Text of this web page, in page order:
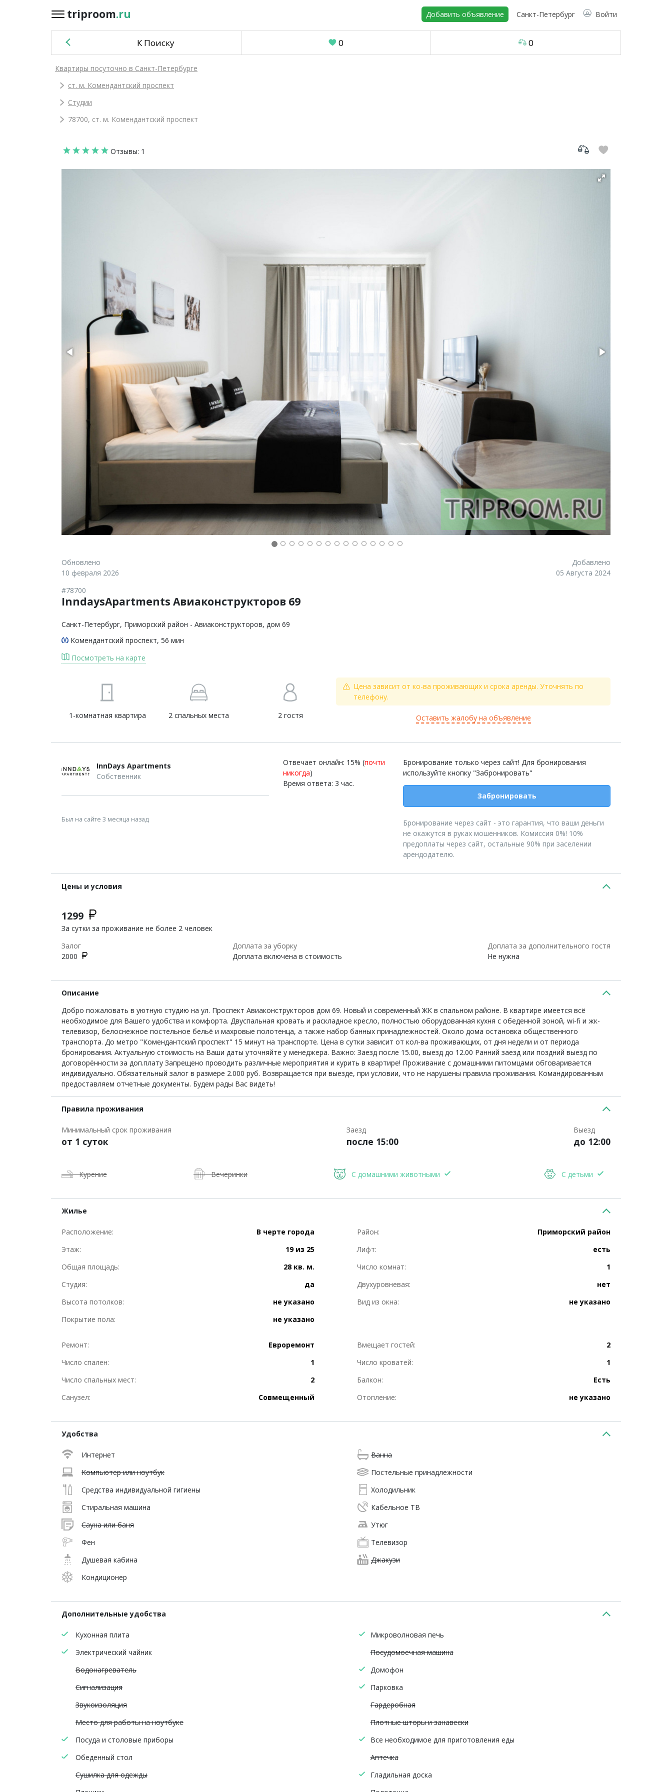
triproom.ru Добавить объявление Санкт-Петербург Войти
triproom.ru
Войти / Зарегистрироваться
К Поиску 0 0
Квартиры посуточно в Санкт-Петербурге
ст. м. Комендантский проспект
Студии
78700, ст. м. Комендантский проспект
Отзывы: 1
Обновлено
10 февраля 2026
Добавлено
05 Августа 2024
InndaysApartments Авиаконструкторов 69
#78700
Санкт-Петербург, Приморский район - Авиаконструкторов, дом 69
Комендантский проспект, 56 мин
Посмотреть на карте
1-комнатная квартира 2 спальных места 2 гостя
Цена зависит от ко-ва проживающих и срока аренды. Уточнять по
телефону.
Оставить жалобу на объявление
InnDays Apartments
Собственник
Был на сайте 3 месяца назад
Отвечает онлайн: 15% (почти
никогда)
Время ответа: 3 час.
Бронирование только через сайт! Для бронирования
используйте кнопку "Забронировать"
Забронировать
Бронирование через сайт - это гарантия, что ваши деньги
не окажутся в руках мошенников. Комиссия 0%! 10%
предоплаты через сайт, остальные 90% при заселении
арендодателю.
Цены и условия
1299
За сутки за проживание не более 2 человек
Залог
2000
Доплата за уборку
Доплата включена в стоимость
Доплата за дополнительного гостя
Не нужна
Описание
Добро пожаловать в уютную студию на ул. Проспект Авиаконструкторов дом 69. Новый и современный ЖК в спальном районе. В квартире имеется всё
необходимое для Вашего удобства и комфорта. Двуспальная кровать и раскладное кресло, полностью оборудованная кухня с обеденной зоной, wi-fi и жк-
телевизор, белоснежное постельное бельё и махровые полотенца, а также набор банных принадлежностей. Около дома остановка общественного
транспорта. До метро "Комендантский проспект" 15 минут на транспорте. Цена в сутки зависит от кол-ва проживающих, от дня недели и от периода
бронирования. Актуальную стоимость на Ваши даты уточняйте у менеджера. Важно: Заезд после 15.00, выезд до 12.00 Ранний заезд или поздний выезд по
договорённости за доп.плату Запрещено проводить различные мероприятия и курить в квартире! Проживание с домашними питомцами обговаривается
индивидуально. Обязательный залог в размере 2.000 руб. Возвращается при выезде, при условии, что не нарушены правила проживания. Командированным
предоставляем отчетные документы. Будем рады Вас видеть!
Правила проживания
Минимальный срок проживания
от 1 суток
Заезд
после 15:00
Выезд
до 12:00
Курение Вечеринки С домашними животными С детьми
Жилье
Расположение: В черте города Район:
Приморский район
Этаж:
19 из 25 Лифт:
есть
Общая площадь:
28 кв. м. Число комнат:
1
Студия:
да Двухуровневая:
нет
Высота потолков:
не указано Вид из окна:
не указано
Покрытие пола:
не указано
Ремонт: Евроремонт Вмещает гостей:
2
Число спален:
1 Число кроватей:
1
Число спальных мест:
2 Балкон:
Есть
Санузел:
Совмещенный Отопление: не указано
Удобства
Интернет
Ванна
Компьютер или ноутбук
Постельные принадлежности
Средства индивидуальной гигиены
Холодильник
Стиральная машина
Кабельное ТВ
Сауна или баня
Утюг
Фен
Телевизор
Душевая кабина
Джакузи
Кондиционер
Дополнительные удобства
Кухонная плита
Микроволновая печь
Электрический чайник
Посудомоечная машина
Водонагреватель
Домофон
Сигнализация
Парковка
Звукоизоляция
Гардеробная
Место для работы на ноутбуке
Плотные шторы и занавески
Посуда и столовые приборы
Все необходимое для приготовления еды
Обеденный стол
Аптечка
Сушилка для одежды
Гладильная доска